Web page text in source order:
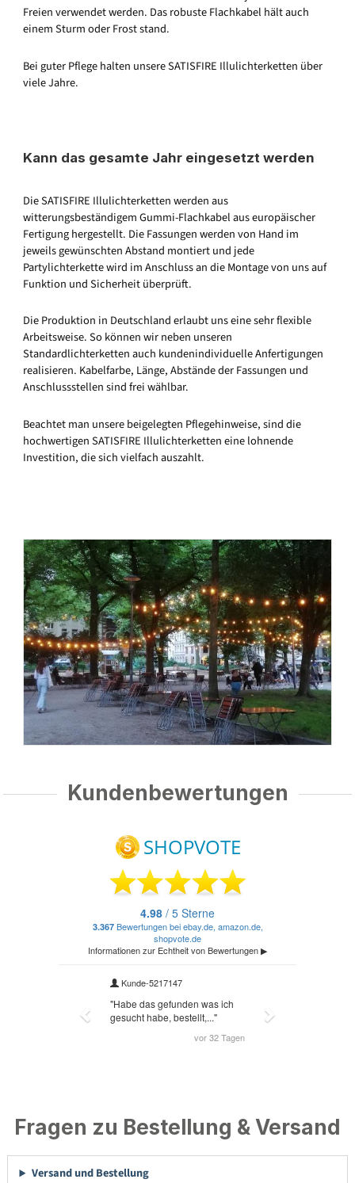
Freien verwendet werden. Das robuste Flachkabel hält auch
einem Sturm oder Frost stand.
Bei guter Pflege halten unsere SATISFIRE Illulichterketten über
viele Jahre.
Kann das gesamte Jahr eingesetzt werden
Die SATISFIRE Illulichterketten werden aus
witterungsbeständigem Gummi-Flachkabel aus europäischer
Fertigung hergestellt. Die Fassungen werden von Hand im
jeweils gewünschten Abstand montiert und jede
Partylichterkette wird im Anschluss an die Montage von uns auf
Funktion und Sicherheit überprüft.
Die Produktion in Deutschland erlaubt uns eine sehr flexible
Arbeitsweise. So können wir neben unseren
Standardlichterketten auch kundenindividuelle Anfertigungen
realisieren. Kabelfarbe, Länge, Abstände der Fassungen und
Anschlussstellen sind frei wählbar.
Beachtet man unsere beigelegten Pflegehinweise, sind die
hochwertigen SATISFIRE Illulichterketten eine lohnende
Investition, die sich vielfach auszahlt.
Kundenbewertungen
Fragen zu Bestellung & Versand
Versand und Bestellung